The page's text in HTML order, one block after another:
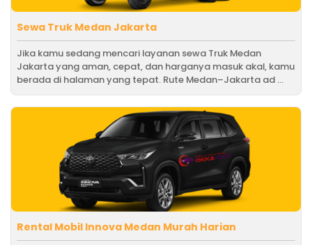
Sewa Truk Medan Jakarta
Jika kamu sedang mencari layanan sewa Truk Medan
Jakarta yang aman, cepat, dan harganya masuk akal, kamu
berada di halaman yang tepat. Rute Medan–Jakarta ad ...
Rental Mobil Innova Medan Murah Harian